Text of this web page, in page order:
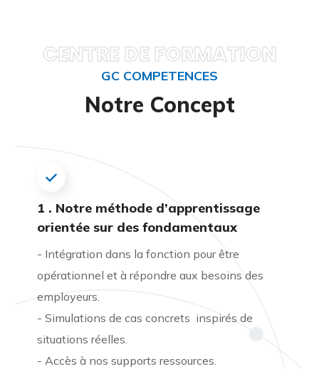
GC COMPETENCES
Notre Concept
CENTRE DE FORMATION
1 . Notre méthode d’apprentissage
orientée sur des fondamentaux
- Intégration dans la fonction pour être
opérationnel et à répondre aux besoins des
employeurs.
- Simulations de cas concrets inspirés de
situations réelles.
- Accès à nos supports ressources.